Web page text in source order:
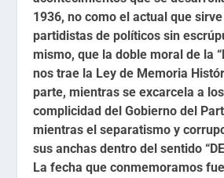
1936, no como el actual que
partidistas de políticos sin
mismo, que la doble moral de la
nos trae la Ley de Memoria
parte, mientras se excarcela a
complicidad del Gobierno del
mientras el separatismo y
sus anchas dentro del sentido
La fecha que conmemoramos